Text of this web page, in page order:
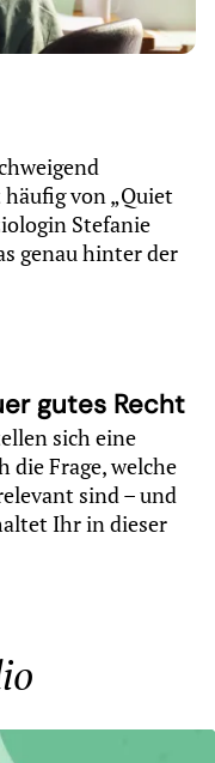
von „Quiet
Stefanie
genau hinter der
gutes Recht
sich eine
die Frage, welche
sind – und
Ihr in dieser